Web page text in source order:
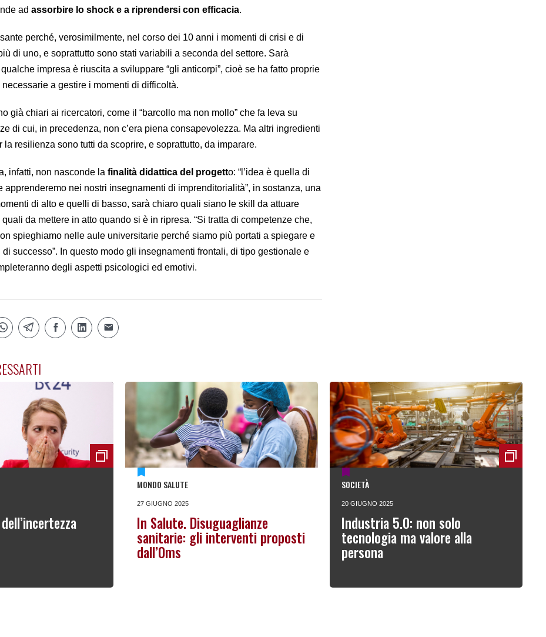
ad assorbire lo shock e a riprendersi con efficacia.
perché, verosimilmente, nel corso dei 10 anni i momenti di crisi e di
di uno, e soprattutto sono stati variabili a seconda del settore. Sarà
impresa è riuscita a sviluppare “gli anticorpi”, cioè se ha fatto proprie
a gestire i momenti di difficoltà.
già chiari ai ricercatori, come il “barcollo ma non mollo” che fa leva su
di cui, in precedenza, non c’era piena consapevolezza. Ma altri ingredienti
la resilienza sono tutti da scoprire, e soprattutto, da imparare.
infatti, non nasconde la finalità didattica del progetto: “l’idea è quella di
apprenderemo nei nostri insegnamenti di imprenditorialità”, in sostanza, una
di alto e quelli di basso, sarà chiaro quali siano le skill da attuare
da mettere in atto quando si è in ripresa. “Si tratta di competenze che,
spieghiamo nelle aule universitarie perché siamo più portati a spiegare e
successo”. In questo modo gli insegnamenti frontali, di tipo gestionale e
degli aspetti psicologici ed emotivi.
MONDO SALUTE
27 GIUGNO 2025
In Salute. Disuguaglianze
sanitarie: gli interventi proposti
dall’Oms
SOCIETÀ
20 GIUGNO 2025
Industria 5.0: non solo
tecnologia ma valore alla
persona